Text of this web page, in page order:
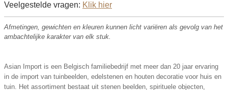
Veelgestelde vragen: Klik hier
Afmetingen, gewichten en kleuren kunnen licht variëren als gevolg van het
ambachtelijke karakter van elk stuk.
Asian Import is een Belgisch familiebedrijf met meer dan 20 jaar ervaring
in de import van tuinbeelden, edelstenen en houten decoratie voor huis en
tuin. Het assortiment bestaat uit stenen beelden, spirituele objecten,